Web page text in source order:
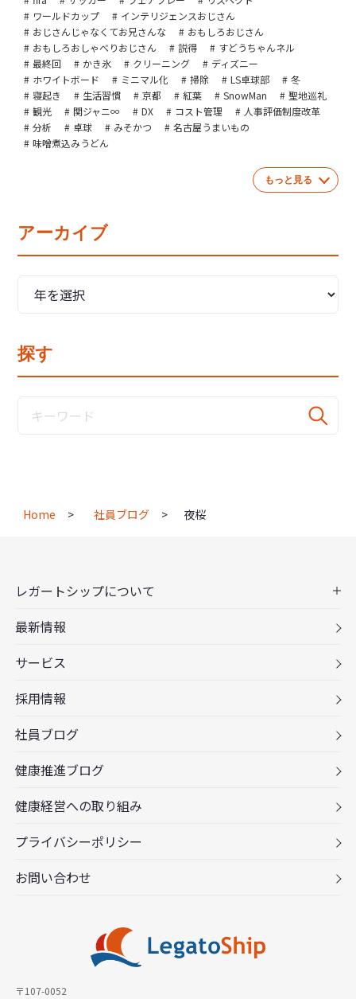
ワールドカップ
インテリジェンスおじさん
おじさんじゃなくてお兄さんな
おもしろおじさん
おもしろおしゃべりおじさん
説得
すどうちゃんネル
最終回
かき氷 クリーニング
ディズニー
ホワイトボード
ミニマル化 掃除 LS卓球部
冬
寝起き
生活習慣 京都 紅葉 SnowMan
聖地巡礼
観光
関ジャニ∞ DX コスト管理
人事評価制度改革
分析
卓球 みそかつ
名古屋うまいもの
味噌煮込みうどん
もっと見る
アーカイブ
探す
Home 社員ブログ 夜桜
〒107-0052
レガートシップについて
最新情報
サービス
採用情報
社員ブログ
健康推進ブログ
健康経営への取り組み
プライバシーポリシー
お問い合わせ